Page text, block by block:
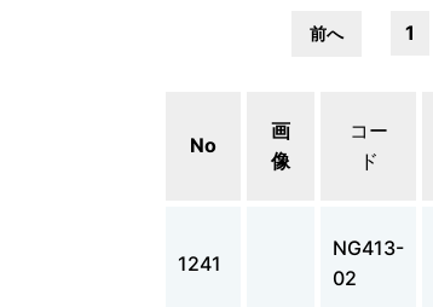
前へ 1
No
画
像
コー
ド
1241
NG413-
02